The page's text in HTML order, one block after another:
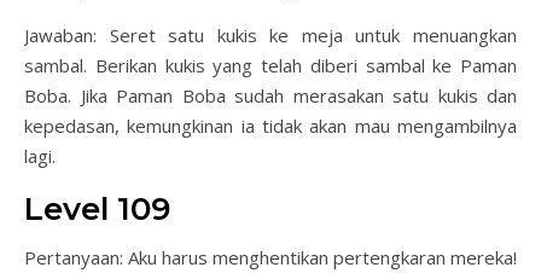
Jawaban: Seret satu kukis ke meja untuk menuangkan
sambal. Berikan kukis yang telah diberi sambal ke Paman
Boba. Jika Paman Boba sudah merasakan satu kukis dan
kepedasan, kemungkinan ia tidak akan mau mengambilnya
lagi.
Level 109
Pertanyaan: Aku harus menghentikan pertengkaran mereka!